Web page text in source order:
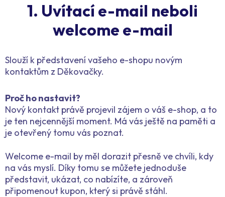
1. Uvítací e-mail neboli
welcome e-mail
Slouží k představení vašeho e-shopu novým
kontaktům z Děkovačky.
Proč ho nastavit?
Nový kontakt právě projevil zájem o váš e-shop, a to
je ten nejcennější moment. Má vás ještě na paměti a
je otevřený tomu vás poznat.
Welcome e-mail by měl dorazit přesně ve chvíli, kdy
na vás myslí. Díky tomu se můžete jednoduše
představit, ukázat, co nabízíte, a zároveň
připomenout kupon, který si právě stáhl.